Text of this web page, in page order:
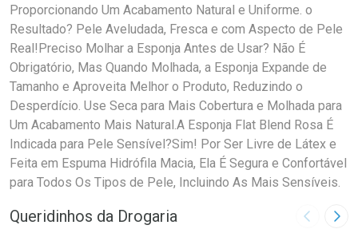
Proporcionando Um Acabamento Natural e Uniforme. o
Resultado? Pele Aveludada, Fresca e com Aspecto de Pele
Real!Preciso Molhar a Esponja Antes de Usar? Não É
Obrigatório, Mas Quando Molhada, a Esponja Expande de
Tamanho e Aproveita Melhor o Produto, Reduzindo o
Desperdício. Use Seca para Mais Cobertura e Molhada para
Um Acabamento Mais Natural.A Esponja Flat Blend Rosa É
Indicada para Pele Sensível?Sim! Por Ser Livre de Látex e
Feita em Espuma Hidrófila Macia, Ela É Segura e Confortável
para Todos Os Tipos de Pele, Incluindo As Mais Sensíveis.
Queridinhos da Drogaria Imagem